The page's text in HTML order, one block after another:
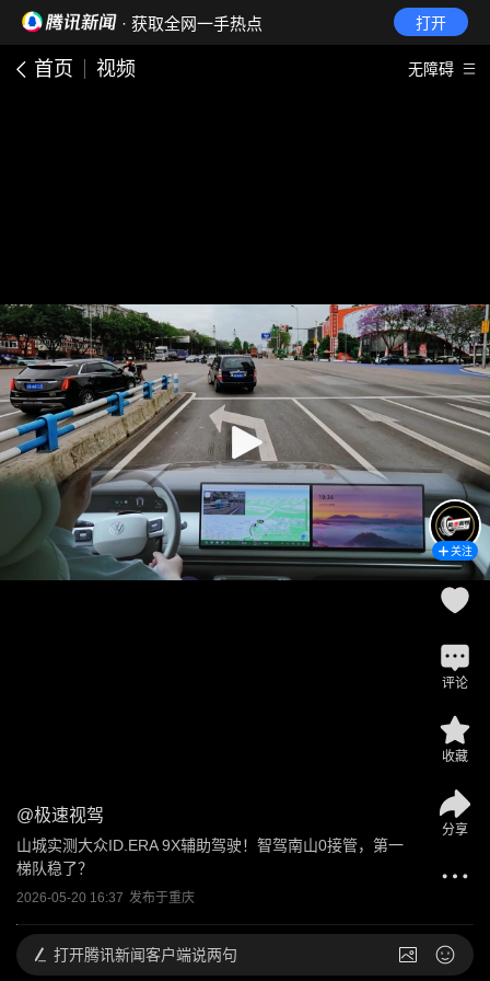
· 获取全网一手热点 打开
首页 视频 无障碍
@极速视驾
山城实测大众ID.ERA 9X辅助驾驶！智驾南山0接管，第一
梯队稳了？
2026-05-20 16:37 发布于重庆
关注
评论
收藏
分享
打开腾讯新闻客户端说两句